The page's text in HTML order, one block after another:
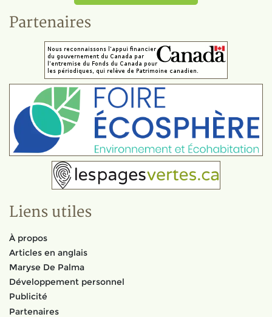
Partenaires
Liens utiles
À propos
Articles en anglais
Maryse De Palma
Développement personnel
Publicité
Partenaires